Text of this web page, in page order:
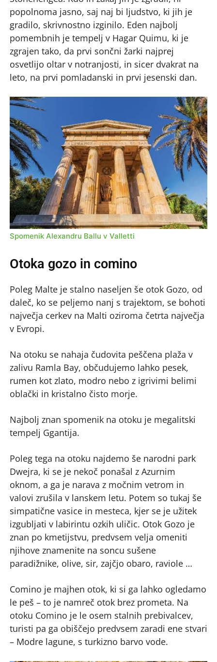
popolnoma jasno, saj naj bi ljudstvo, ki jih je
gradilo, skrivnostno izginilo. Eden najbolj
pomembnih je tempelj v Hagar Quimu, ki je
zgrajen tako, da prvi sončni žarki najprej
osvetlijo oltar v notranjosti, in sicer dvakrat na
leto, na prvi pomladanski in prvi jesenski dan.
Spomenik Alexandru Ballu v Valletti
Otoka gozo in comino
Poleg Malte je stalno naseljen še otok Gozo, od
daleč, ko se peljemo nanj s trajektom, se bohoti
največja cerkev na Malti oziroma četrta največja
v Evropi.
Na otoku se nahaja čudovita peščena plaža v
zalivu Ramla Bay, občudujemo lahko pesek,
rumen kot zlato, modro nebo z igrivimi belimi
oblački in kristalno čisto morje.
Najbolj znan spomenik na otoku je megalitski
tempelj Ggantija.
Poleg tega na otoku najdemo še narodni park
Dwejra, ki se je nekoč ponašal z Azurnim
oknom, a ga je narava z močnim vetrom in
valovi zrušila v lanskem letu. Potem so tukaj še
simpatične vasice in mesteca, kjer se je užitek
izgubljati v labirintu ozkih uličic. Otok Gozo je
znan po kmetijstvu, predvsem velja omeniti
njihove znamenite na soncu sušene
paradižnike, olive, sir, zajčjo obaro, raviole …
Comino je majhen otok, ki si ga lahko ogledamo
le peš – to je namreč otok brez prometa. Na
otoku Comino je le osem stalnih prebivalcev,
turisti pa ga obiščejo predvsem zaradi ene stvari
– Modre lagune, s turkizno barvo vode.